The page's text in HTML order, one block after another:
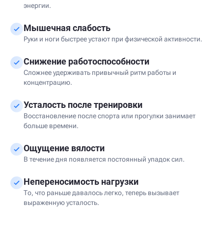
энергии.
Мышечная слабость
Руки и ноги быстрее устают при физической активности.
Снижение работоспособности
Сложнее удерживать привычный ритм работы и
концентрацию.
Усталость после тренировки
Восстановление после спорта или прогулки занимает
больше времени.
Ощущение вялости
В течение дня появляется постоянный упадок сил.
Непереносимость нагрузки
То, что раньше давалось легко, теперь вызывает
выраженную усталость.